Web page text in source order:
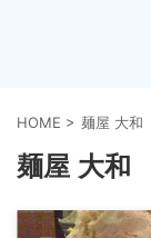
HOME > 麺屋 大和
麺屋 大和